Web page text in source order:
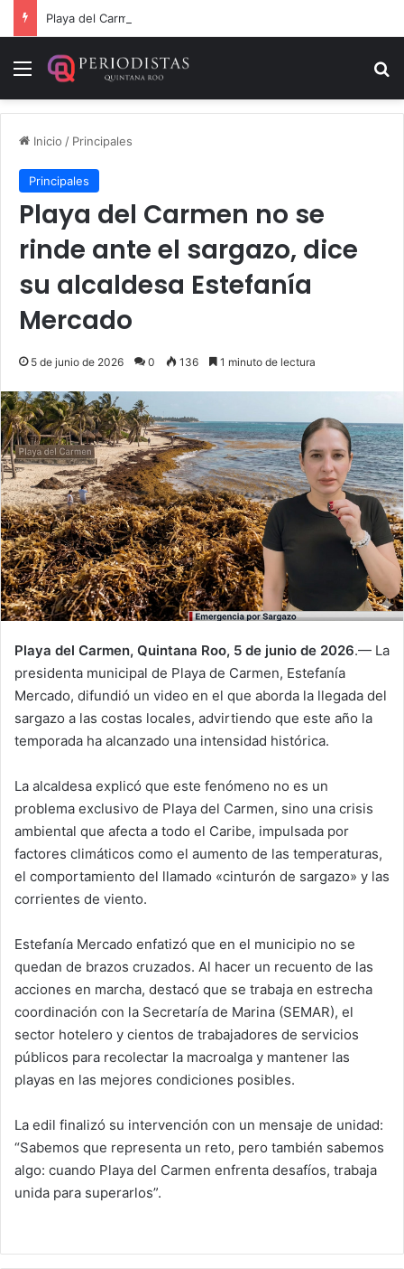
Menú
Inicio / Principales
Principales
Playa del Carmen no se
rinde ante el sargazo, dice
su alcaldesa Estefanía
Mercado
5 de junio de 2026 0 136 1 minuto de lectura
Playa del Carmen, Quintana Roo, 5 de junio de 2026.— La
presidenta municipal de Playa de Carmen, Estefanía
Mercado, difundió un video en el que aborda la llegada del
sargazo a las costas locales, advirtiendo que este año la
temporada ha alcanzado una intensidad histórica.
La alcaldesa explicó que este fenómeno no es un
problema exclusivo de Playa del Carmen, sino una crisis
ambiental que afecta a todo el Caribe, impulsada por
factores climáticos como el aumento de las temperaturas,
el comportamiento del llamado «cinturón de sargazo» y las
corrientes de viento.
Estefanía Mercado enfatizó que en el municipio no se
quedan de brazos cruzados. Al hacer un recuento de las
acciones en marcha, destacó que se trabaja en estrecha
coordinación con la Secretaría de Marina (SEMAR), el
sector hotelero y cientos de trabajadores de servicios
públicos para recolectar la macroalga y mantener las
playas en las mejores condiciones posibles.
La edil finalizó su intervención con un mensaje de unidad:
“Sabemos que representa un reto, pero también sabemos
algo: cuando Playa del Carmen enfrenta desafíos, trabaja
unida para superarlos”.